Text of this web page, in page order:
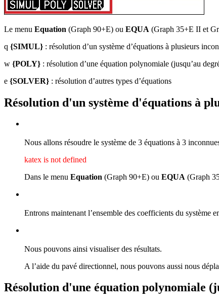
Le menu Equation (Graph 90+E) ou EQUA (Graph 35+E II et
q {SIMUL} : résolution d’un système d’équations à plusieurs
w {POLY} : résolution d’une équation polynomiale (jusqu’au
e {SOLVER} : résolution d’autres types d’équations
Résolution d'un système d'équations à
Nous allons résoudre le système de 3 équations à 3
katex is not defined
Dans le menu Equation (Graph 90+E) ou EQUA (Graph
Entrons maintenant l’ensemble des coefficients du système
Nous pouvons ainsi visualiser des résultats.
A l’aide du pavé directionnel, nous pouvons aussi nous
Résolution d'une équation polynomiale